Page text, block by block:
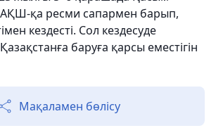
қа ресми сапармен барып,
кездесті. Сол кездесуде
баруға қарсы еместігін
Мақаламен бөлісу